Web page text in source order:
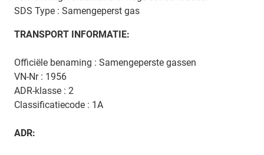
SDS Type : Samengeperst gas
TRANSPORT INFORMATIE:
Officiële benaming : Samengeperste gassen
VN-Nr : 1956
ADR-klasse : 2
Classificatiecode : 1A
ADR: